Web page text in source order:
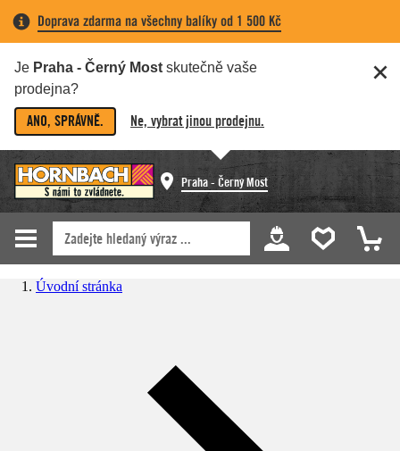
Doprava zdarma na všechny balíky od 1 500 Kč
Je Praha - Černý Most skutečně vaše
prodejna?
ANO, SPRÁVNĚ. Ne, vybrat jinou prodejnu.
Praha - Černý Most
Úvodní stránka